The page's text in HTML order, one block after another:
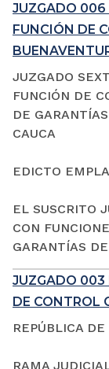
JUZGADO 006
FUNCIÓN DE
JUZGADO
FUNCIÓN DE
DE
CAUCA
EDICTO
EL SUSCRITO
CON
GARANTÍAS
JUZGADO 003
DE CONTROL
REPÚBLICA
RAMA